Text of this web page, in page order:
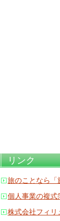
リンク
旅のことなら「
個人事業の複式
株式会社フィリ